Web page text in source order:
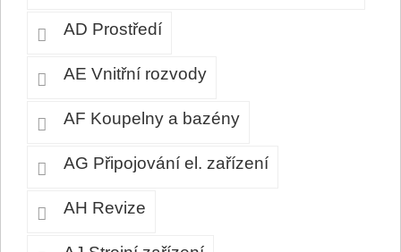
AD Prostředí
AE Vnitřní rozvody
AF Koupelny a bazény
AG Připojování el. zařízení
AH Revize